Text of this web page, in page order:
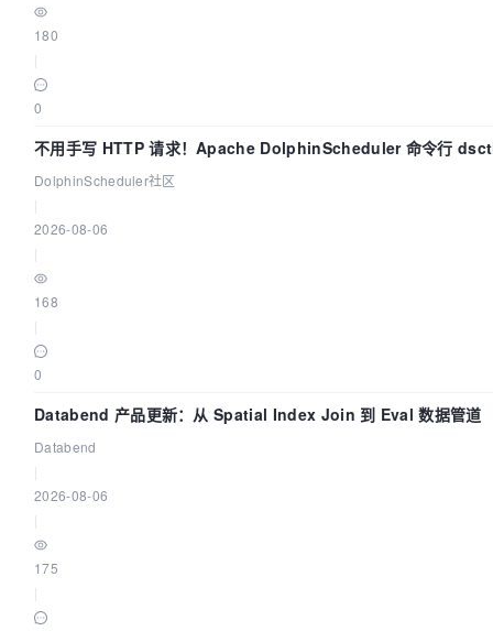
180
0
不用手写 HTTP 请求！Apache DolphinScheduler 命令行
DolphinScheduler社区
2026-08-06
168
0
Databend 产品更新：从 Spatial Index Join 到 Eval 数据管道
Databend
2026-08-06
175